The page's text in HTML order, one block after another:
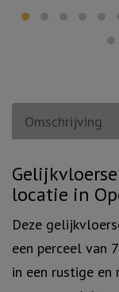
Omschrijving
locatie in
Deze
een perceel van
in een rustige en